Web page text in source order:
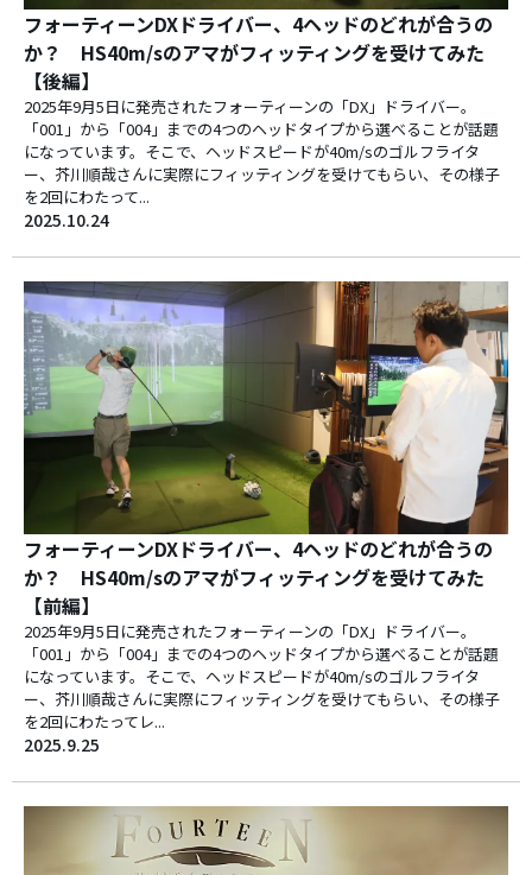
フォーティーンDXドライバー、4ヘッドのどれが合うの
か？ HS40m/sのアマがフィッティングを受けてみた
【後編】
2025年9月5日に発売されたフォーティーンの「DX」ドライバー。
「001」から「004」までの4つのヘッドタイプから選べることが話題
になっています。そこで、ヘッドスピードが40m/sのゴルフライタ
ー、芥川順哉さんに実際にフィッティングを受けてもらい、その様子
を2回にわたって...
2025.10.24
フォーティーンDXドライバー、4ヘッドのどれが合うの
か？ HS40m/sのアマがフィッティングを受けてみた
【前編】
2025年9月5日に発売されたフォーティーンの「DX」ドライバー。
「001」から「004」までの4つのヘッドタイプから選べることが話題
になっています。そこで、ヘッドスピードが40m/sのゴルフライタ
ー、芥川順哉さんに実際にフィッティングを受けてもらい、その様子
を2回にわたってレ...
2025.9.25